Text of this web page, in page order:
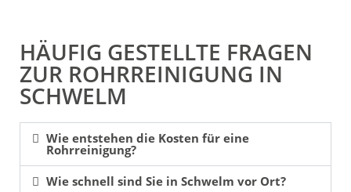
HÄUFIG GESTELLTE FRAGEN
ZUR ROHRREINIGUNG IN
SCHWELM
Wie entstehen die Kosten für eine
Rohrreinigung?
Wie schnell sind Sie in Schwelm vor Ort?